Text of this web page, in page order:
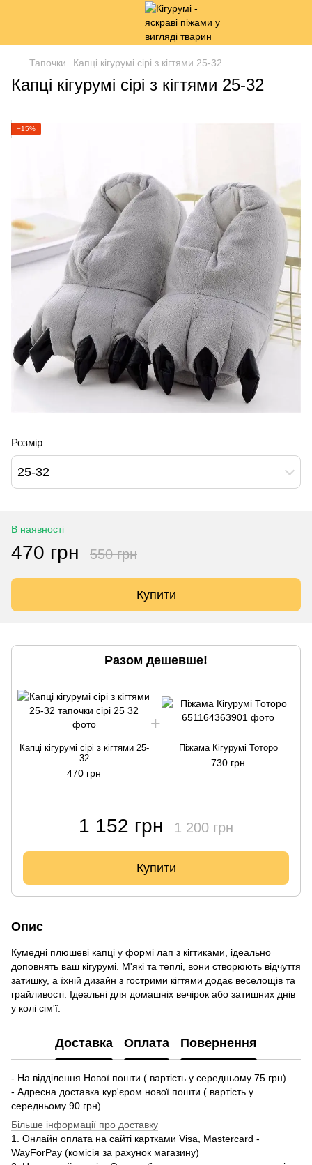
Тапочки Капці кігурумі сірі з кігтями 25-32
Капці кігурумі сірі з кігтями 25-32
−15%
Розмір
25-32
В наявності
470 грн 550 грн
Купити
Разом дешевше!
Капці кігурумі сірі з кігтями 25-
32
470 грн
Піжама Кігурумі Тоторо
730 грн
1 152 грн 1 200 грн
Купити
Опис
Кумедні плюшеві капці у формі лап з кігтиками, ідеально
доповнять ваш кігурумі. М'які та теплі, вони створюють відчуття
затишку, а їхній дизайн з гострими кігтями додає веселощів та
грайливості. Ідеальні для домашніх вечірок або затишних днів
у колі сім'ї.
Доставка Оплата Повернення
- На відділення Нової пошти ( вартість у середньому 75 грн)
- Адресна доставка кур'єром нової пошти ( вартість у
середньому 90 грн)
Більше інформації про доставку
1. Онлайн оплата на сайті картками Visa, Mastercard -
WayForPay (комісія за рахунок магазину)